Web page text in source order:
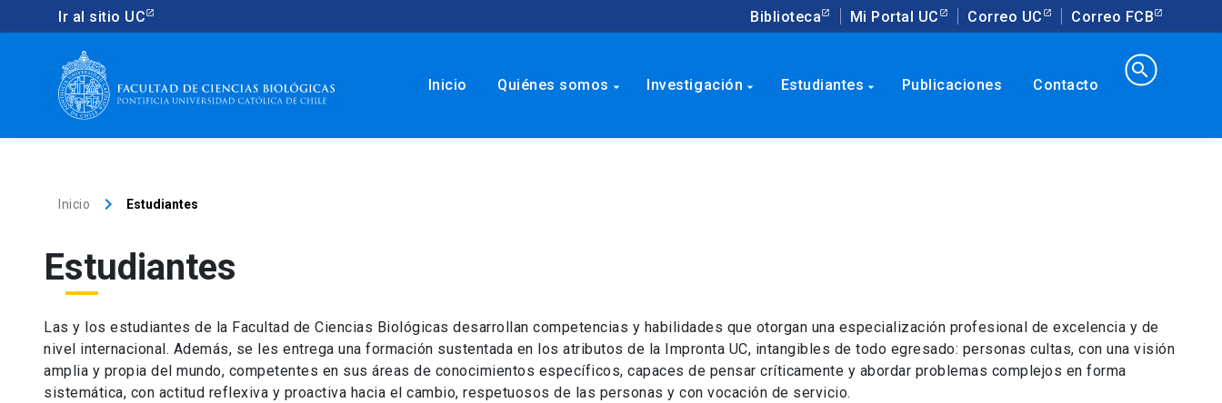
Ir al sitio UC Biblioteca Mi Portal UC Correo UC Correo FCB
Inicio Quiénes somos arrow_drop_down Investigación arrow_drop_down Estudiantes arrow_drop_down Publicaciones Contacto
search
Inicio keyboard_arrow_right Estudiantes
Estudiantes
Las y los estudiantes de la Facultad de Ciencias Biológicas desarrollan competencias y habilidades que otorgan una especialización profesional de excelencia y de
nivel internacional. Además, se les entrega una formación sustentada en los atributos de la Impronta UC, intangibles de todo egresado: personas cultas, con una visión
amplia y propia del mundo, competentes en sus áreas de conocimientos específicos, capaces de pensar críticamente y abordar problemas complejos en forma
sistemática, con actitud reflexiva y proactiva hacia el cambio, respetuosos de las personas y con vocación de servicio.